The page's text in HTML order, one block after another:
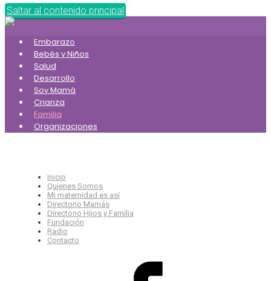
Saltar al contenido principal
Embarazo
Bebés y Niños
Salud
Desarrollo
Soy Mamá
Crianza
Familia
Organizaciones
Inicio
Quienes Somos
Mi maternidad es así
Directorio Mamás
Directorio Hijos y Familia
Fundación
Radio
Contacto